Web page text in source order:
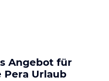
Angebot für
Pera Urlaub